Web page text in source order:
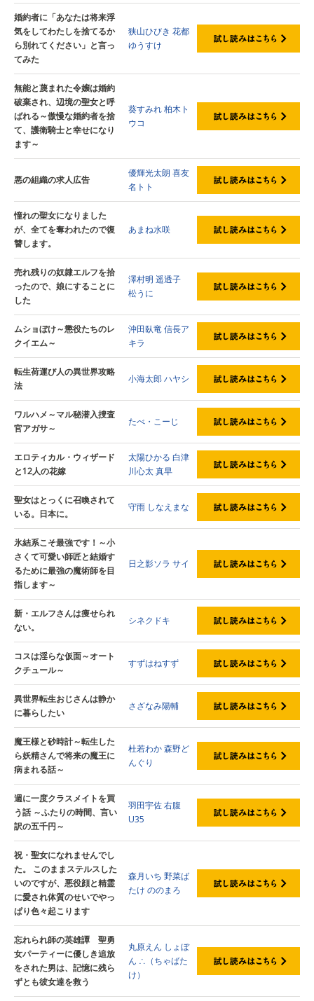
婚約者に「あなたは将来浮
気をしてわたしを捨てるか
ら別れてください」と言っ
てみた
狭山ひびき 花都
ゆうすけ
無能と蔑まれた令嬢は婚約
破棄され、辺境の聖女と呼
ばれる～傲慢な婚約者を捨
て、護衛騎士と幸せになり
ます～
葵すみれ柏木ト
ウコ
悪の組織の求人広告
優輝光太朗 喜友
名トト
憧れの聖女になりました
が、全てを奪われたので復
讐します。
あまね水咲
売れ残りの奴隷エルフを拾
ったので、娘にすることに
した
澤村明 遥透子
松うに
ムショぼけ～懲役たちのレ
クイエム～
沖田臥竜信長ア
キラ
転生荷運び人の異世界攻略
法
小海太郎ハヤシ
ワルハメ～マル秘潜入捜査
官アガサ～
たべ・こーじ
エロティカル・ウィザード
と12人の花嫁
太陽ひかる 白津
川心太真早
聖女はとっくに召喚されて
いる。日本に。
守雨 しなえまな
氷結系こそ最強です！～小
さくて可愛い師匠と結婚す
るために最強の魔術師を目
指します～
日之影ソラ サイ
新・エルフさんは痩せられ
ない。
シネクドキ
コスは淫らな仮面～オート
クチュール～
すずはねすず
異世界転生おじさんは静か
に暮らしたい
さざなみ陽輔
魔王様と砂時計～転生した
ら妖精さんで将来の魔王に
病まれる話～
杜若わか森野ど
んぐり
週に一度クラスメイトを買
う話 ～ふたりの時間、言い
訳の五千円～
羽田宇佐右腹
U35
祝・聖女になれませんでし
た。 このままステルスした
いのですが、悪役顔と精霊
に愛され体質のせいでやっ
ぱり色々起こります
森月いち 野菜ば
たけ ののまろ
忘れられ師の英雄譚 聖勇
女パーティーに優しき追放
をされた男は、記憶に残ら
ずとも彼女達を救う
丸原えん しょぼ
ん ∴（ちゃばた
け）